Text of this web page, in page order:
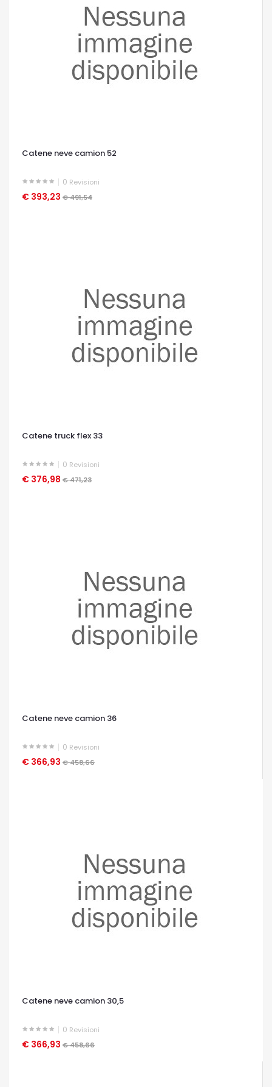
Catene neve camion 52
0 Revisioni
€ 393,23 € 491,54
OCCHIATA VELOCE
Catene truck flex 33
0 Revisioni
€ 376,98 € 471,23
OCCHIATA VELOCE
Catene neve camion 36
0 Revisioni
€ 366,93 € 458,66
OCCHIATA VELOCE
Catene neve camion 30,5
0 Revisioni
€ 366,93 € 458,66
OCCHIATA VELOCE